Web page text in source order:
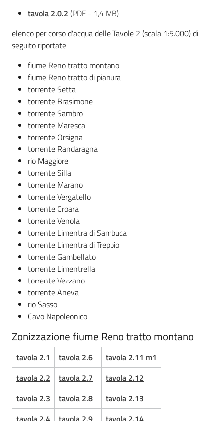
tavola 2.0.2 (PDF - 1,4 MB)
elenco per corso d'acqua delle Tavole 2 (scala 1:5.000) di
seguito riportate
fiume Reno tratto montano
fiume Reno tratto di pianura
torrente Setta
torrente Brasimone
torrente Sambro
torrente Maresca
torrente Orsigna
torrente Randaragna
rio Maggiore
torrente Silla
torrente Marano
torrente Vergatello
torrente Croara
torrente Venola
torrente Limentra di Sambuca
torrente Limentra di Treppio
torrente Gambellato
torrente Limentrella
torrente Vezzano
torrente Aneva
rio Sasso
Cavo Napoleonico
Zonizzazione fiume Reno tratto montano
tavola 2.1 tavola 2.6
tavola 2.11 m1
tavola 2.2
tavola 2.7
tavola 2.12
tavola 2.3
tavola 2.8
tavola 2.13
tavola 2.4
tavola 2.9 tavola 2.14